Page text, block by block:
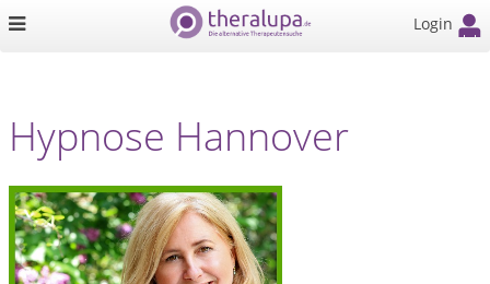
Login
Hypnose Hannover